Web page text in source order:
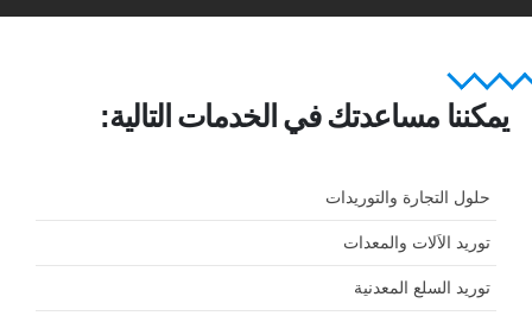
يمكننا مساعدتك في الخدمات التالية:
حلول التجارة والتوريدات
توريد الاَلات والمعدات
توريد السلع المعدنية